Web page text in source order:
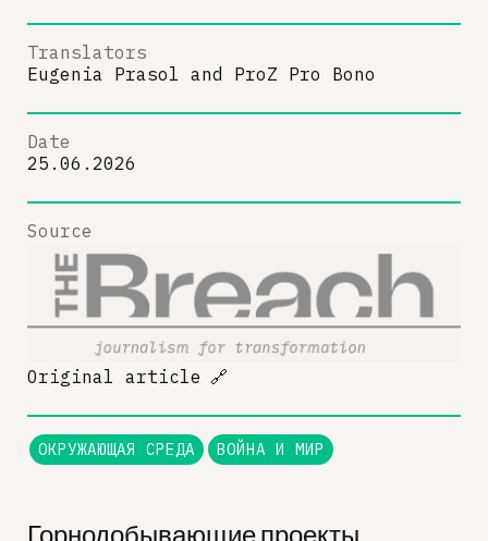
Горнодобывающие проекты,
Translators
Eugenia Prasol and ProZ Pro Bono
Date
25.06.2026
Source
Original article 🔗
ОКРУЖАЮЩАЯ СРЕДА ВОЙНА И МИР